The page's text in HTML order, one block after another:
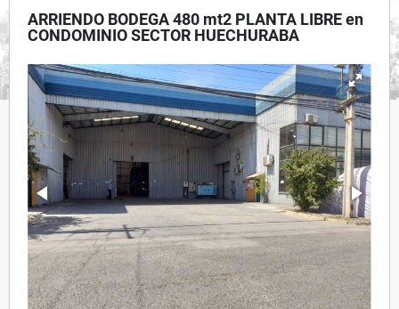
ARRIENDO BODEGA 480 mt2 PLANTA LIBRE en
CONDOMINIO SECTOR HUECHURABA